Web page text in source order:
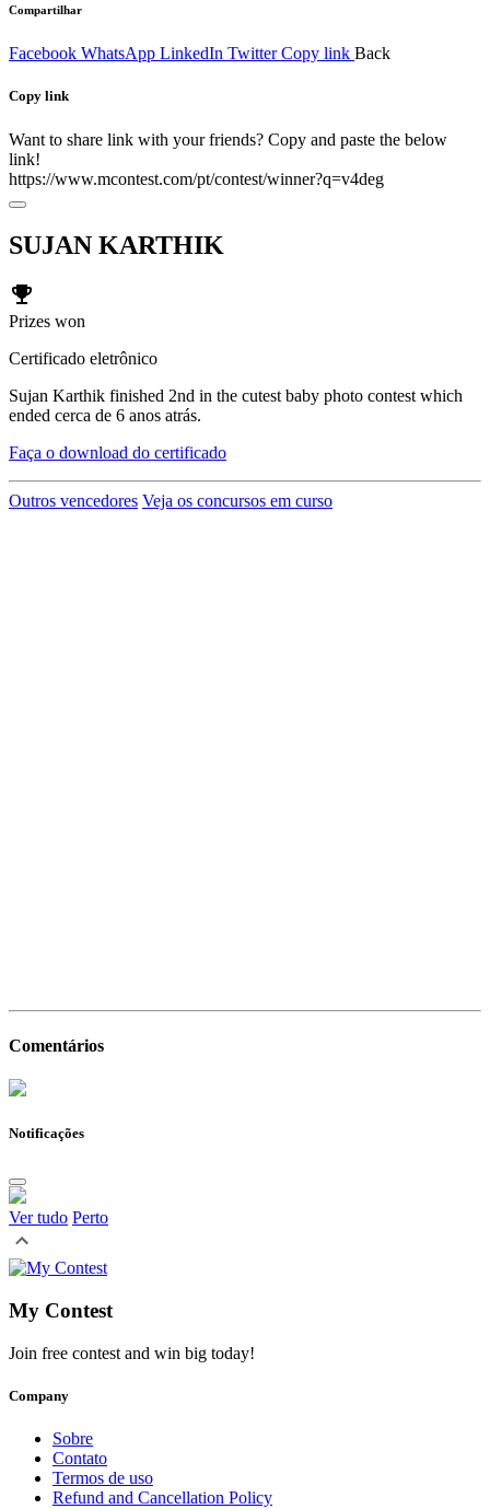
Compartilhar
Facebook WhatsApp LinkedIn Twitter Copy link Back
Copy link
Want to share link with your friends? Copy and paste the below
link!
https://www.mcontest.com/pt/contest/winner?q=v4deg
SUJAN KARTHIK
emoji_events
Prizes won
Certificado eletrônico
Sujan Karthik finished 2nd in the cutest baby photo contest which
ended cerca de 6 anos atrás.
Faça o download do certificado
Outros vencedores Veja os concursos em curso
Comentários
Notificações
Ver tudo Perto
My Contest
Join free contest and win big today!
Company
Sobre
Contato
Termos de uso
Refund and Cancellation Policy